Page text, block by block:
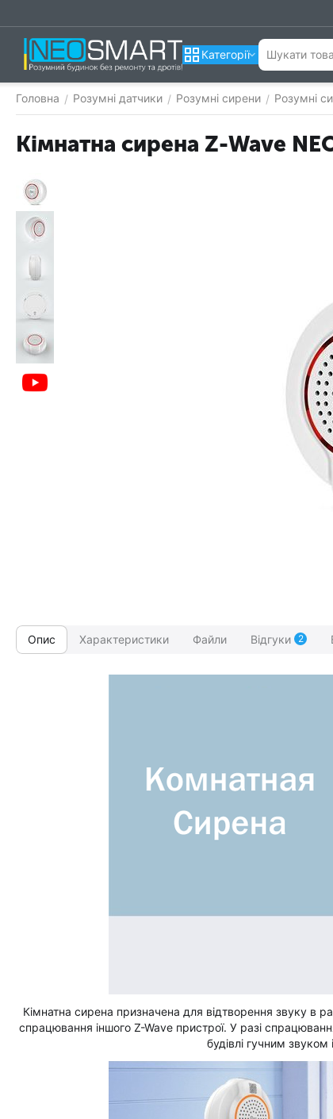
Категорії
Головна / Розумні датчики / Розумні сирени / Розумні
Кімнатна сирена Z-Wave
Опис Характеристики Файли Відгуки 2
Кімнатна сирена призначена для відтворення звуку в
спрацювання іншого Z-Wave пристрої. У разі
будівлі гучним